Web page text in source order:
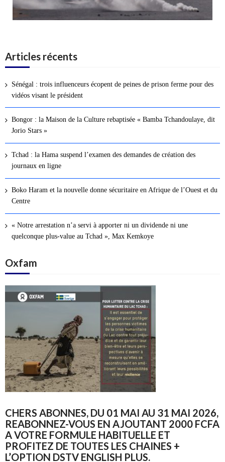
Articles récents
Sénégal : trois influenceurs écopent de peines de prison ferme pour des
vidéos visant le président
Bongor : la Maison de la Culture rebaptisée « Bamba Tchandoulaye, dit
Jorio Stars »
Tchad : la Hama suspend l’examen des demandes de création des
journaux en ligne
Boko Haram et la nouvelle donne sécuritaire en Afrique de l’Ouest et du
Centre
« Notre arrestation n’a servi à apporter ni un dividende ni une
quelconque plus-value au Tchad », Max Kemkoye
Oxfam
CHERS ABONNES, DU 01 MAI AU 31 MAI 2026,
REABONNEZ-VOUS EN AJOUTANT 2000 FCFA
A VOTRE FORMULE HABITUELLE ET
PROFITEZ DE TOUTES LES CHAINES +
L’OPTION DSTV ENGLISH PLUS.